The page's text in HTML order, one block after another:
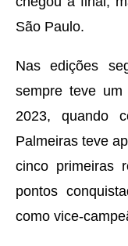
São Paulo.
Nas edições
sempre teve
2023, quando
Palmeiras teve
cinco primeiras
pontos
como vice-